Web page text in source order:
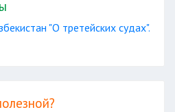
"О третейских судах".